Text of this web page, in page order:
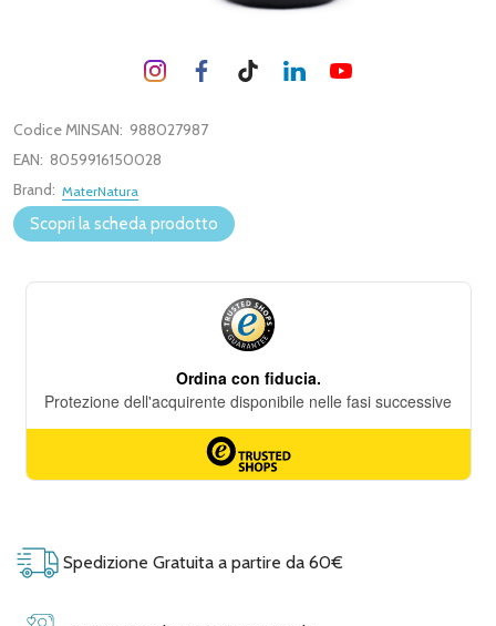
Codice MINSAN: 988027987
EAN: 8059916150028
Brand: MaterNatura
Scopri la scheda prodotto
Spedizione Gratuita a partire da 60€